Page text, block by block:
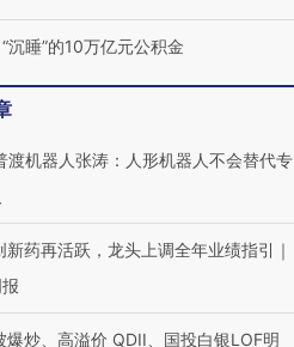
“沉睡”的10万亿元公积金
渡机器人张涛：人形机器人不会替代专
新药再活跃，龙头上调全年业绩指引｜
爆炒、高溢价 QDII、国投白银LOF明